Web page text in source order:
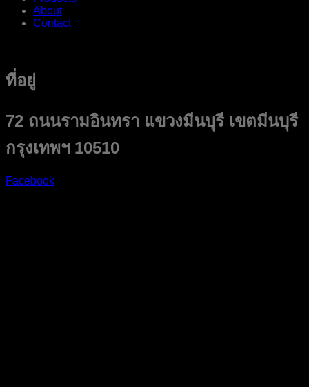
About
Contact
ที่อยู่
72 ถนนรามอินทรา แขวงมีนบุรี เขตมีนบุรี
กรุงเทพฯ 10510
Facebook